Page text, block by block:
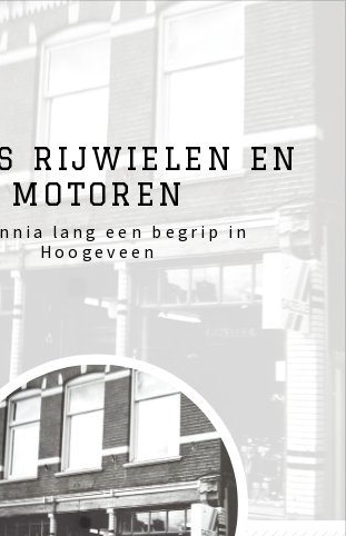
lang een begrip in
Hoogeveen
RIJWIELEN EN
MOTOREN